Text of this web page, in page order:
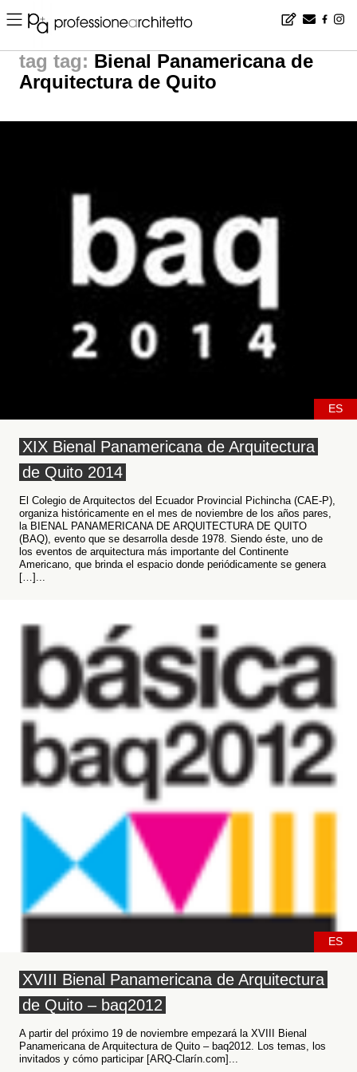
Home ▪ news ▪ tag: Bienal Panamericana de Arquitectura de Quito | noticias arquitectura
tag: Bienal Panamericana de
Arquitectura de Quito
ES
XIX Bienal Panamericana de Arquitectura
de Quito 2014
El Colegio de Arquitectos del Ecuador Provincial Pichincha (CAE-P),
organiza históricamente en el mes de noviembre de los años pares,
la BIENAL PANAMERICANA DE ARQUITECTURA DE QUITO
(BAQ), evento que se desarrolla desde 1978. Siendo éste, uno de
los eventos de arquitectura más importante del Continente
Americano, que brinda el espacio donde periódicamente se genera
[…]...
ES
XVIII Bienal Panamericana de Arquitectura
de Quito – baq2012
A partir del próximo 19 de noviembre empezará la XVIII Bienal
Panamericana de Arquitectura de Quito – baq2012. Los temas, los
invitados y cómo participar [ARQ-Clarín.com]...